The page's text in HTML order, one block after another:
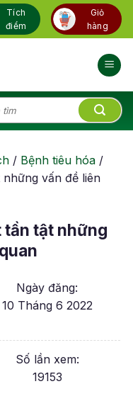
Tích
điểm
Giỏ
hàng
/ Bệnh tiêu hóa/
vấn đề liên
tần tật những
Ngày đăng:
10 Tháng 6 2022
Số lần xem:
19153